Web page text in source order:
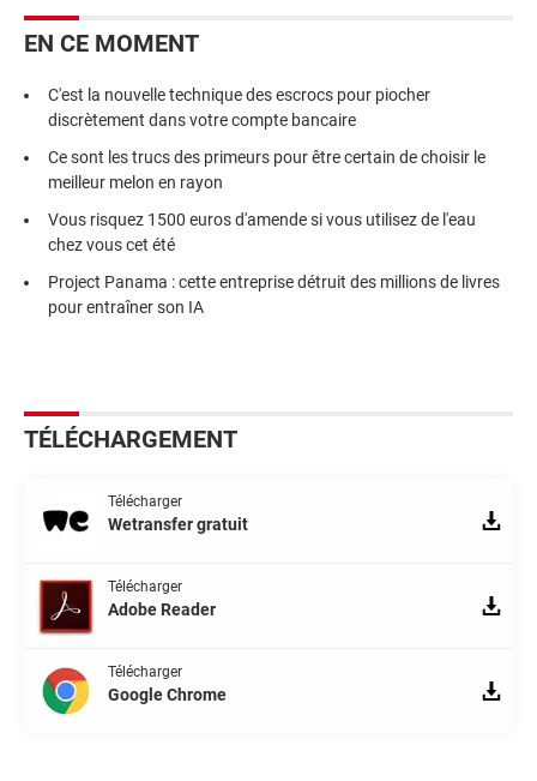
EN CE MOMENT
C'est la nouvelle technique des escrocs pour piocher
discrètement dans votre compte bancaire
Ce sont les trucs des primeurs pour être certain de choisir le
meilleur melon en rayon
Vous risquez 1500 euros d'amende si vous utilisez de l'eau
chez vous cet été
Project Panama : cette entreprise détruit des millions de livres
pour entraîner son IA
TÉLÉCHARGEMENT
Télécharger
Wetransfer gratuit
Télécharger
Adobe Reader
Télécharger
Google Chrome